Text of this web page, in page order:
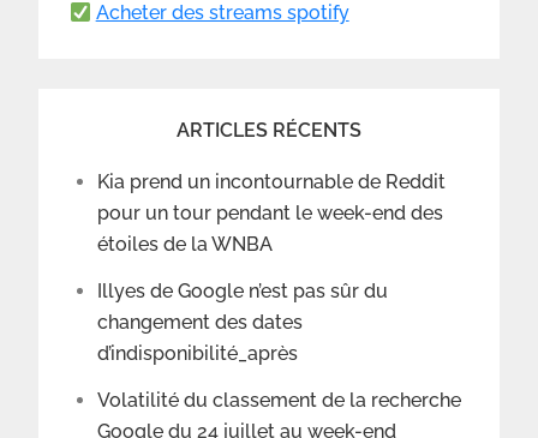
Acheter des streams spotify
ARTICLES RÉCENTS
Kia prend un incontournable de Reddit
pour un tour pendant le week-end des
étoiles de la WNBA
Illyes de Google n’est pas sûr du
changement des dates
d’indisponibilité_après
Volatilité du classement de la recherche
Google du 24 juillet au week-end